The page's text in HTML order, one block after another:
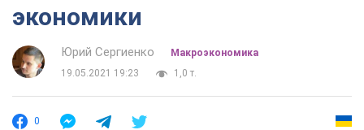
экономики
Юрий Сергиенко
Mакроэкономика
19.05.2021 19:23
1,0 т.
0